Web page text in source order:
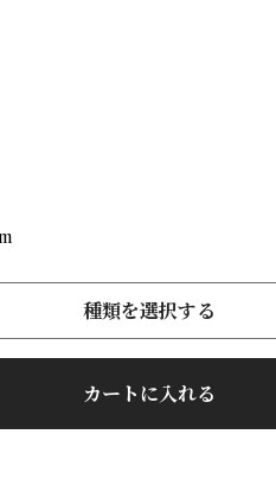
種類を選択する
カートに入れる